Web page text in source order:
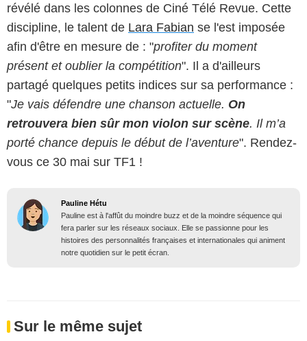
révélé dans les colonnes de Ciné Télé Revue. Cette
discipline, le talent de Lara Fabian se l'est imposée
afin d'être en mesure de : "profiter du moment
présent et oublier la compétition". Il a d'ailleurs
partagé quelques petits indices sur sa performance :
"Je vais défendre une chanson actuelle. On
retrouvera bien sûr mon violon sur scène. Il m’a
porté chance depuis le début de l’aventure". Rendez-
vous ce 30 mai sur TF1 !
Pauline Hétu
Pauline est à l'affût du moindre buzz et de la moindre séquence qui
fera parler sur les réseaux sociaux. Elle se passionne pour les
histoires des personnalités françaises et internationales qui animent
notre quotidien sur le petit écran.
Sur le même sujet